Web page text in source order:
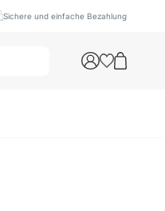
Sichere und einfache Bezahlung